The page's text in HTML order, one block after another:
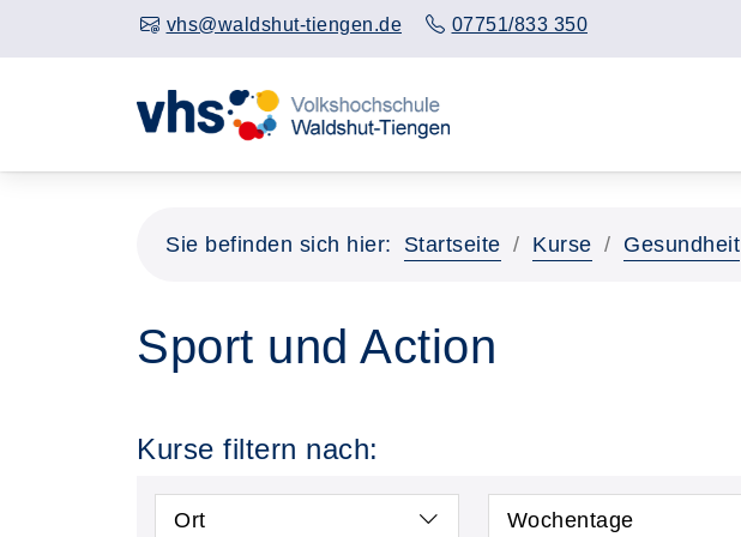
vhs@waldshut-tiengen.de 07751/833 350
Sie befinden sich hier: Startseite Kurse Gesundheit
Sport und Action
Kurse filtern nach:
Ort Wochentage